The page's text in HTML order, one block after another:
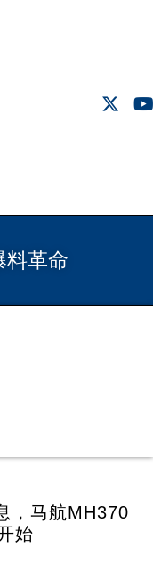
料革命
，马航MH370
始